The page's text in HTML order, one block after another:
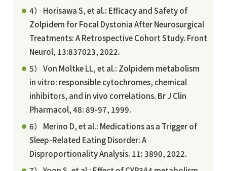
4） Horisawa S, et al.: Efficacy and Safety of
Zolpidem for Focal Dystonia After Neurosurgical
Treatments: A Retrospective Cohort Study. Front
Neurol, 13:837023, 2022.
5） Von Moltke LL, et al.: Zolpidem metabolism
in vitro: responsible cytochromes, chemical
inhibitors, and in vivo correlations. Br J Clin
Pharmacol, 48: 89-97, 1999.
6） Merino D, et al.: Medications as a Trigger of
Sleep-Related Eating Disorder: A
Disproportionality Analysis. 11: 3890, 2022.